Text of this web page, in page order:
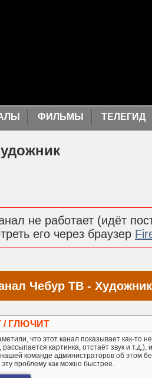
ФИЛЬМЫ ТЕЛЕГИД
не работает (идёт
его через браузер
Чебур ТВ -
/ ГЛЮЧИТ
что этот канал показывает как-то
рассыпается картинка, отстаёт звук и
команде администраторов об этом
эту проблему как можно быстрее.